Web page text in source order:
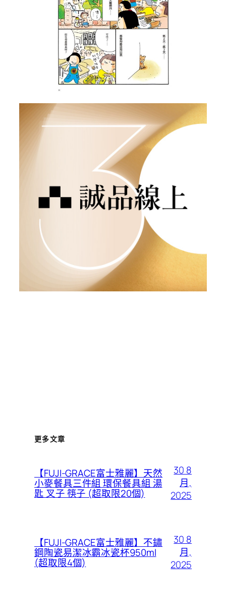
更多文章
【FUJI-GRACE富士雅麗】天然
小麥餐具三件組 環保餐具組 湯
匙 叉子 筷子 (超取限20個)
30 8
月,
2025
【FUJI-GRACE富士雅麗】不鏽
鋼陶瓷易潔冰霸冰瓷杯950ml
(超取限4個)
30 8
月,
2025